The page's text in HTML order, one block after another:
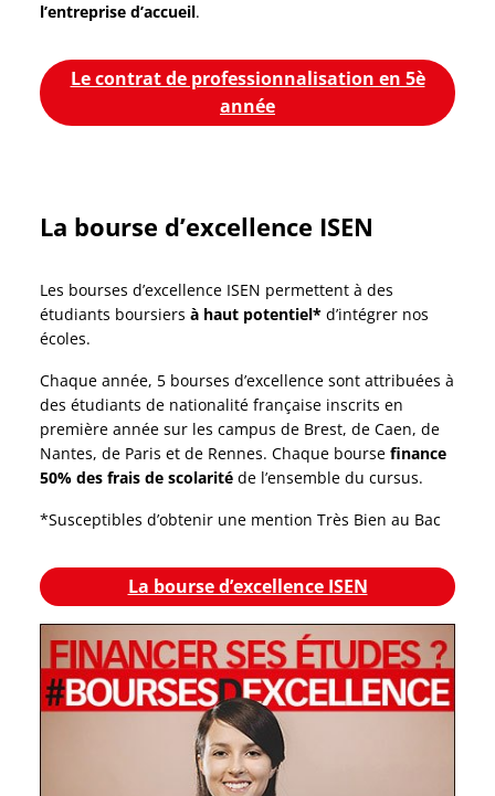
l’entreprise d’accueil.
Le contrat de professionnalisation en 5è
année
La bourse d’excellence ISEN
Les bourses d’excellence ISEN permettent à des
étudiants boursiersà haut potentiel* d’intégrer nos
écoles.
Chaque année, 5 bourses d’excellence sont attribuées à
des étudiants de nationalité française inscrits en
première année sur les campus de Brest, de Caen, de
Nantes, de Paris et de Rennes. Chaque boursefinance
50% des frais de scolarité de l’ensemble du cursus.
*Susceptibles d’obtenir une mention Très Bien au Bac
La bourse d’excellence ISEN